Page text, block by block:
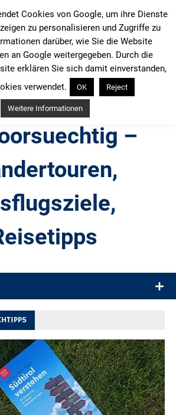
–
Ein Blog für alle, die gern
Cookies von Google, um ihre Dienste
zu personalisieren und Zugriffe zu
darüber, wie Sie die Website
an Google weitergegeben. Durch die
erklären Sie sich damit einverstanden,
verwendet.
OK Reject
Weitere Informationen